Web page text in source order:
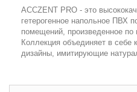
АCCZENT PRO - это
гетерогенное напольное ПВХ
помещений, произведенное по
Коллекция объединяет в себе
дизайны, имитирующие